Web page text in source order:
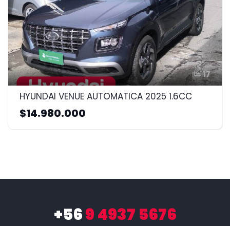
17
HYUNDAI VENUE AUTOMATICA 2025 1.6CC
$14.980.000
+569 4937 5676